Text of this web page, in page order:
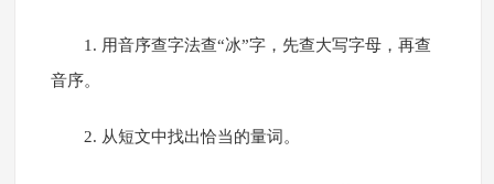
1. 用音序查字法查“冰”字，先查大写字母，再查
音序。
2. 从短文中找出恰当的量词。